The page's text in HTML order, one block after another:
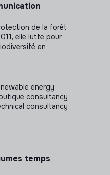
de la forêt
elle lutte pour
en
energy
consultancy
consultancy
temps